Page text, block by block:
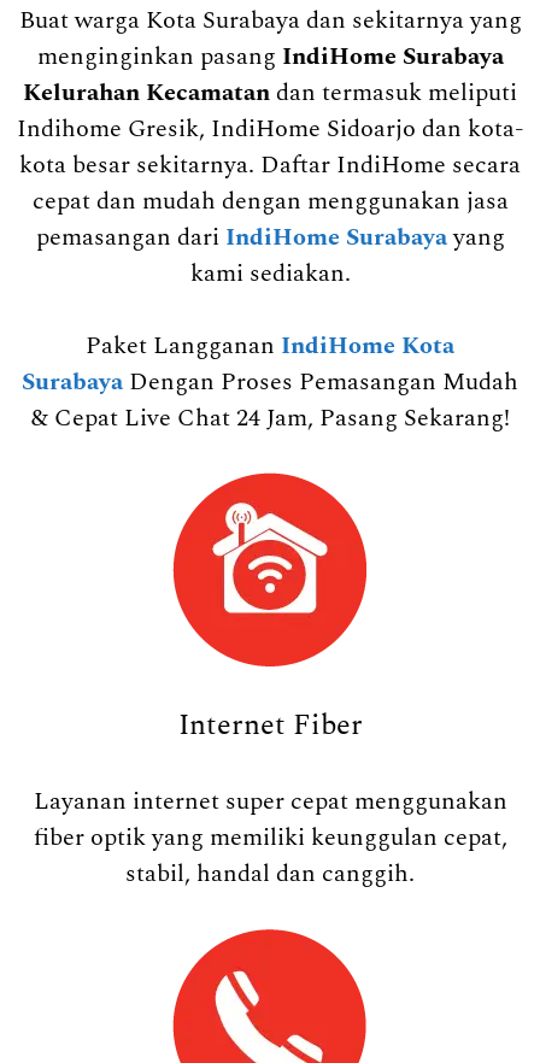
Buat warga Kota Surabaya dan sekitarnya yang
menginginkan pasang IndiHome Surabaya
Kelurahan Kecamatan dan termasuk meliputi
Indihome Gresik, IndiHome Sidoarjo dan kota-
kota besar sekitarnya. Daftar IndiHome secara
cepat dan mudah dengan menggunakan jasa
pemasangan dari IndiHome Surabayayang
kami sediakan.
Paket Langganan IndiHome Kota
Surabaya Dengan Proses Pemasangan Mudah
& Cepat Live Chat 24 Jam, Pasang Sekarang!
Internet Fiber
Layanan internet super cepat menggunakan
fiber optik yang memiliki keunggulan cepat,
stabil, handal dan canggih.